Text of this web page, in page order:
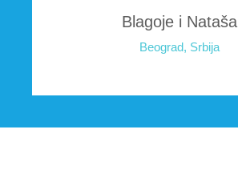
Blagoje i Nataša
Beograd, Srbija